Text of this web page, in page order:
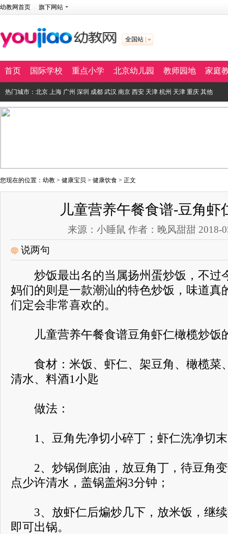
幼教网首页 旗下网站
全国站
首页 国际学校 重点小学 北京幼儿园 教师园地 家庭
热门城市： 北京 上海 广州 深圳 成都 武汉 南京 西安 天津 杭州 天津 重庆 其他
您现在的位置： 幼教 > 健康宝贝 > 健康饮食 > 正文
儿童营养午餐食谱-豆角虾
来源：小睡鼠 作者：晚风甜甜 2018-
说两句
炒饭最出名的当属扬州蛋炒饭，不过
妈们的则是一款潮汕的特色炒饭，味道真
们定会非常喜欢的。
儿童营养午餐食谱豆角虾仁橄榄炒饭
食材：米饭、虾仁、架豆角、橄榄菜
清水、料酒1小匙
做法：
1、豆角先净切小碎丁；虾仁洗净切末
2、炒锅倒底油，放豆角丁，待豆角变
点少许清水，盖锅盖焖3分钟；
3、放虾仁后煸炒几下，放米饭，继续
即可出锅。